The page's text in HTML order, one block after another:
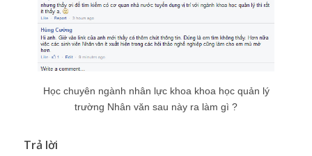
Học chuyên ngành nhân lực khoa khoa học quản lý
trường Nhân văn sau này ra làm gì ?
Trả lời